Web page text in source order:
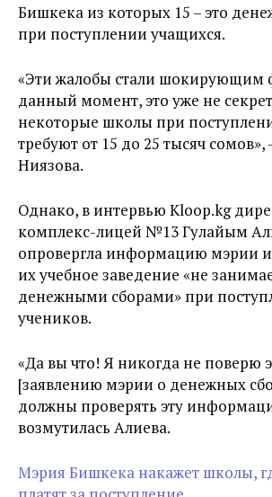
Бишкека из которых 15 – это
при поступлении учащихся.
«Эти жалобы стали шокирующим
данный момент, это уже не
некоторые школы при
требуют от 15 до 25 тысяч
Ниязова.
Однако, в интервью Kloop.kg
комплекс-лицей №13 Гулайым
опровергла информацию мэрии и
их учебное заведение «не
денежными сборами» при
учеников.
«Да вы что! Я никогда не поверю
[заявлению мэрии о денежных
должны проверять эту
возмутилась Алиева.
Мэрия Бишкека накажет школы,